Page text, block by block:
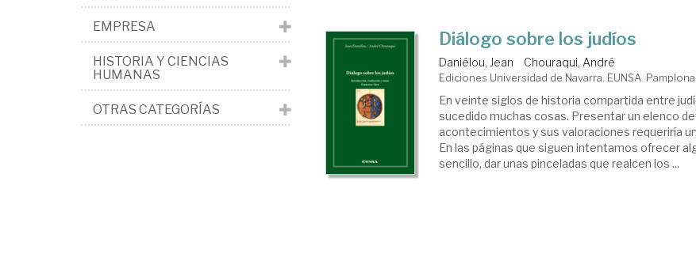
Diálogo sobre los judíos
Daniélou, Jean Chouraqui, André
Ediciones Universidad de Navarra. EUNSA.
En veinte siglos de historia compartida entre
sucedido muchas cosas. Presentar un elenco
acontecimientos y sus valoraciones requeriría
En las páginas que siguen intentamos ofrecer
sencillo, dar unas pinceladas que realcen los ...
EMPRESA
HISTORIA Y CIENCIAS
HUMANAS
OTRAS CATEGORÍAS